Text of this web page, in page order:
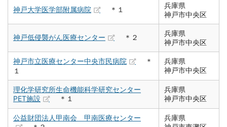
神戸大学医学部附属病院 ＊１
兵庫県
神戸市中央区
神戸低侵襲がん医療センター ＊２
兵庫県
神戸市中央区
神戸市立医療センター中央市民病院
＊
１
兵庫県
神戸市中央区
理化学研究所生命機能科学研究センター
PET施設
＊１
兵庫県
神戸市中央区
公益財団法人甲南会 甲南医療センター
兵庫県